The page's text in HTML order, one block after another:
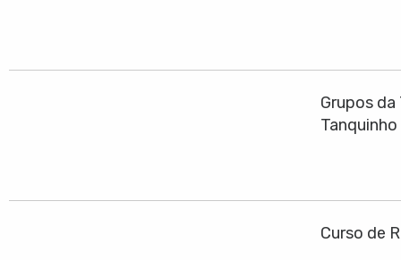
Grupos
Tanquinho
Curso de